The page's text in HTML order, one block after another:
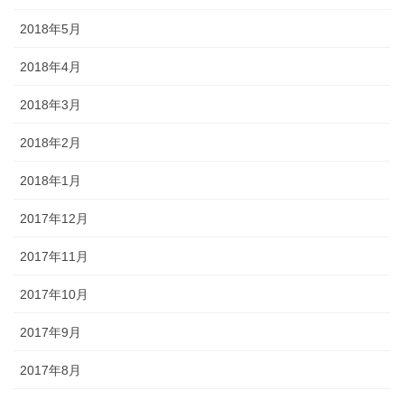
2018年5月
2018年4月
2018年3月
2018年2月
2018年1月
2017年12月
2017年11月
2017年10月
2017年9月
2017年8月